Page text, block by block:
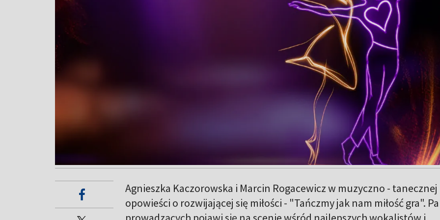
Agnieszka Kaczorowska i Marcin Rogacewicz w muzyczno - tanecznej
opowieści o rozwijającej się miłości - "Tańczmy jak nam miłość gra".